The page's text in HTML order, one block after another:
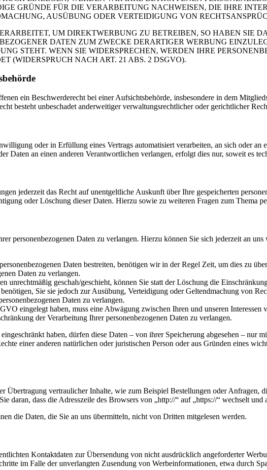
GRÜNDE FÜR DIE VERARBEITUNG NACHWEISEN, DIE IHRE
AUSÜBUNG ODER VERTEIDIGUNG VON
UM DIREKTWERBUNG ZU BETREIBEN, SO HABEN SIE
DATEN ZUM ZWECKE DERARTIGER WERBUNG
STEHT. WENN SIE WIDERSPRECHEN, WERDEN IHRE
(WIDERSPRUCH NACH ART. 21 ABS. 2 DSGVO).
ein Beschwerderecht bei einer Aufsichtsbehörde, insbesondere in dem
besteht unbeschadet anderweitiger verwaltungsrechtlicher oder gerichtlicher
oder in Erfüllung eines Vertrags automatisiert verarbeiten, an sich oder an
Daten an einen anderen Verantwortlichen verlangen, erfolgt dies nur, soweit es
jederzeit das Recht auf unentgeltliche Auskunft über Ihre gespeicherten
oder Löschung dieser Daten. Hierzu sowie zu weiteren Fragen zum Thema
personenbezogenen Daten zu verlangen. Hierzu können Sie sich jederzeit an
Daten bestreiten, benötigen wir in der Regel Zeit, um dies zu
Daten zu verlangen.
unrechtmäßig geschah/geschieht, können Sie statt der Löschung die
Sie sie jedoch zur Ausübung, Verteidigung oder Geltendmachung von
Daten zu verlangen.
eingelegt haben, muss eine Abwägung zwischen Ihren und unseren Interessen
der Verarbeitung Ihrer personenbezogenen Daten zu verlangen.
haben, dürfen diese Daten – von ihrer Speicherung abgesehen –
einer anderen natürlichen oder juristischen Person oder aus Gründen eines
Übertragung vertraulicher Inhalte, wie zum Beispiel Bestellungen oder Anfragen,
daran, dass die Adresszeile des Browsers von „http://“ auf „https://“ wechselt
die Daten, die Sie an uns übermitteln, nicht von Dritten mitgelesen werden.
Kontaktdaten zur Übersendung von nicht ausdrücklich angeforderter
im Falle der unverlangten Zusendung von Werbeinformationen, etwa durch